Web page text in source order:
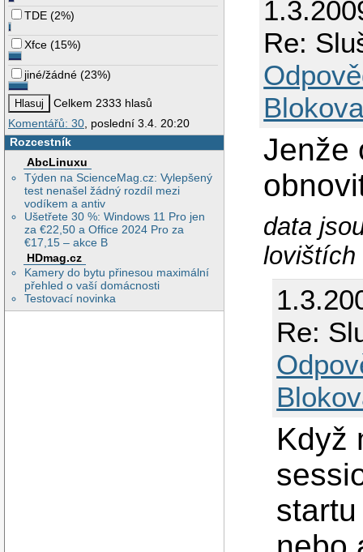
TDE (2%)
Xfce (15%)
jiné/žádné (23%)
Celkem 2333 hlasů
Komentářů: 30, poslední 3.4. 20:20
Rozcestník
AbcLinuxu
Týden na ScienceMag.cz: Vylepšený
test nenašel žádný rozdíl mezi
vodíkem a antiv
Ušetřete 30 %: Windows 11 Pro jen
za €22,50 a Office 2024 Pro za
€17,15 – akce B
HDmag.cz
Kamery do bytu přinesou maximální
přehled o vaší domácnosti
Testovací novinka
Re:
Jenže
data
lovištích
Re:
Když